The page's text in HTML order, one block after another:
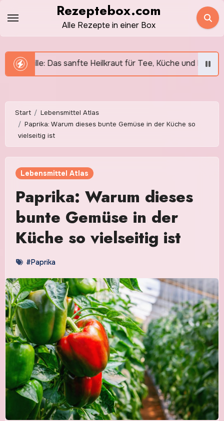
Inhalt
springen
Rezeptebox.com
Alle Rezepte in einer Box
für Tee, Küche und Hausmittel Knoblauch:
Start
Lebensmittel Atlas
Paprika: Warum dieses bunte Gemüse in der Küche so
vielseitig ist
Lebensmittel Atlas
Paprika: Warum dieses
bunte Gemüse in der
Küche so vielseitig ist
#Paprika